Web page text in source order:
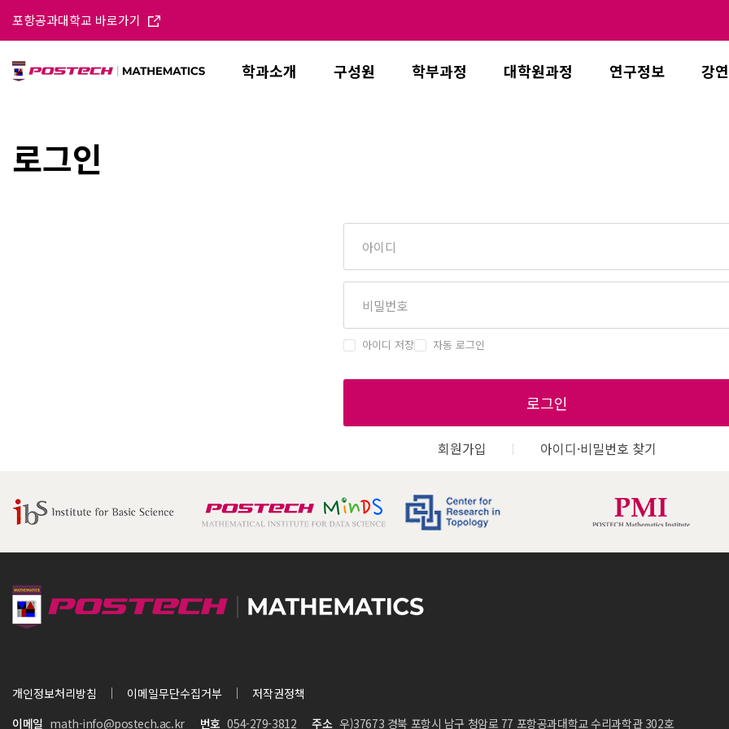
포항공과대학교 바로가기
학과소개 구성원 학부과정 대학원과정 연구정보 강
로그인
아이디 저장 자동 로그인
로그인
회원가입 아이디·비밀번호 찾기
개인정보처리방침 이메일무단수집거부
저작권정책
이메일 math-info@postech.ac.kr 번호 054-279-3812 주소 우)37673 경북 포항시 남구 청암로 77 포항공과대학교 수리과학관 302호